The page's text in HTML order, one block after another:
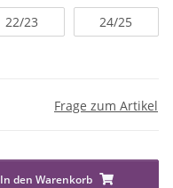
22/23 24/25
Frage zum Artikel
In den Warenkorb